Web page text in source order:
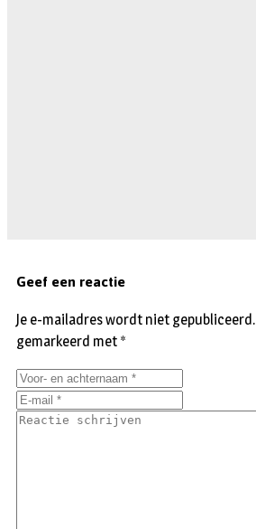
Geef een reactie
Je e-mailadres wordt niet gepubliceerd.
gemarkeerd met *